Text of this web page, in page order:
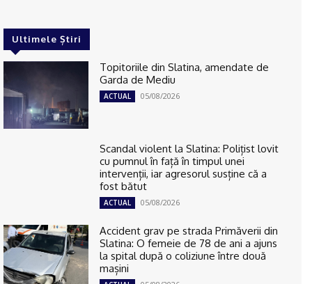
Ultimele Știri
Topitoriile din Slatina, amendate de
Garda de Mediu
ACTUAL 05/08/2026
Scandal violent la Slatina: Polițist lovit
cu pumnul în față în timpul unei
intervenții, iar agresorul susține că a
fost bătut
ACTUAL 05/08/2026
Accident grav pe strada Primăverii din
Slatina: O femeie de 78 de ani a ajuns
la spital după o coliziune între două
mașini